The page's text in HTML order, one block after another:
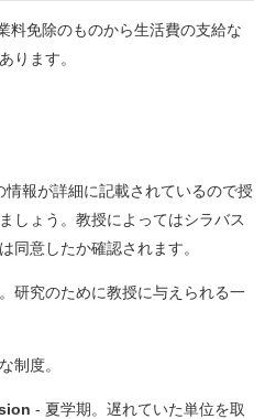
料免除のものから生活費の支給な
ります。
情報が詳細に記載されているので授
しょう。教授によってはシラバス
同意したか確認されます。
研究のために教授に与えられる一
制度。
- 夏学期。遅れていた単位を取